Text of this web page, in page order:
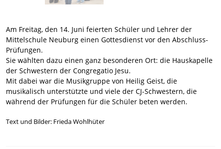
Am Freitag, den 14. Juni feierten Schüler und Lehrer der
Mittelschule Neuburg einen Gottesdienst vor den Abschluss-
Prüfungen.
Sie wählten dazu einen ganz besonderen Ort: die Hauskapelle
der Schwestern der Congregatio Jesu.
Mit dabei war die Musikgruppe von Heilig Geist, die
musikalisch unterstützte und viele der CJ-Schwestern, die
während der Prüfungen für die Schüler beten werden.
Text und Bilder: Frieda Wohlhüter